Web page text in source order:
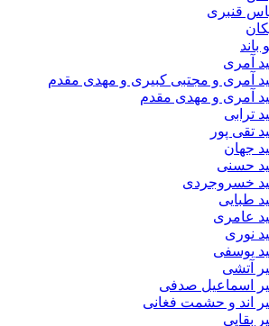
و مجتبی کبیری و مهدى مقدم
و مهدی مقدم
صدفی
حشمت فغانی